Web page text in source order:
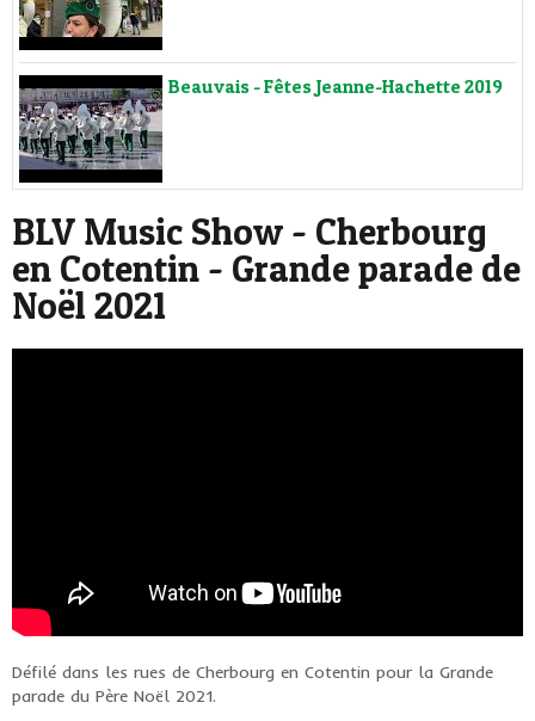
Beauvais - Fêtes Jeanne-Hachette 2019
BLV Music Show - Cherbourg
en Cotentin - Grande parade de
Noël 2021
Défilé dans les rues de Cherbourg en Cotentin pour la Grande
parade du Père Noël 2021.